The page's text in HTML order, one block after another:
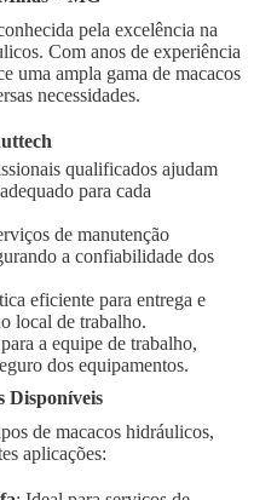
pela excelência na
Com anos de experiência
uma ampla gama de macacos
necessidades.
qualificados ajudam
para cada
de manutenção
a confiabilidade dos
eficiente para entrega e
local de trabalho.
a equipe de trabalho,
dos equipamentos.
Disponíveis
de macacos hidráulicos,
aplicações: